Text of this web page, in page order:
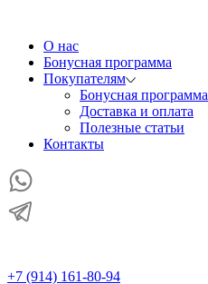
О нас
Бонусная программа
Покупателям
Бонусная программа
Доставка и оплата
Полезные статьи
Контакты
+7 (914) 161-80-94